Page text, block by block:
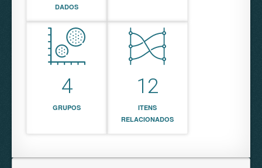
DADOS
4
GRUPOS
12
ITENS
RELACIONADOS